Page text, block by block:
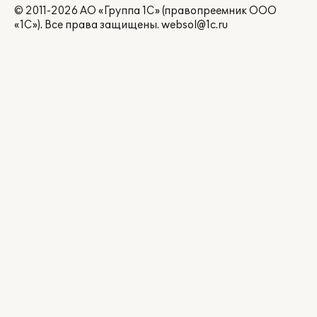
© 2011-2026 АО «Группа 1С» (правопреемник ООО
«1С»). Все права защищены. websol@1c.ru